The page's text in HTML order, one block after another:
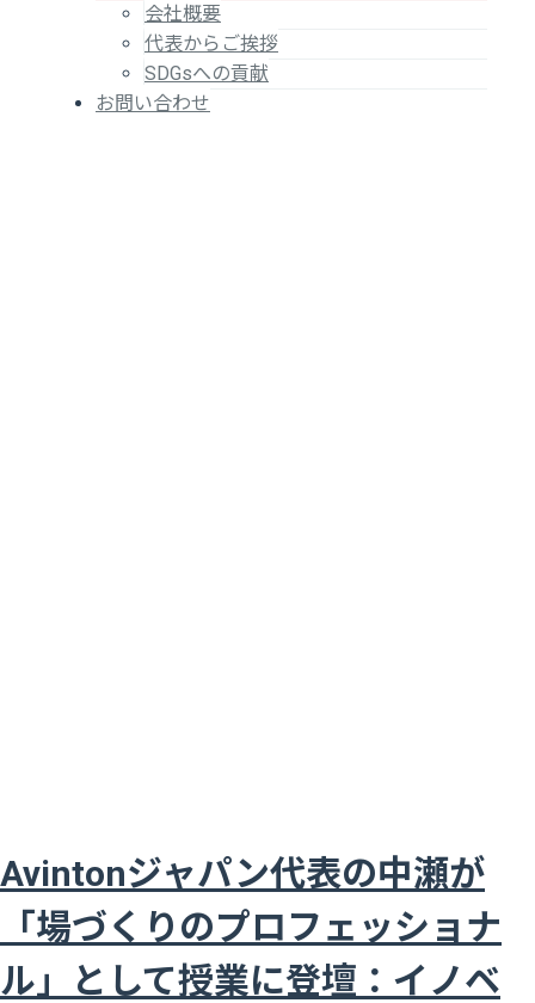
会社概要
代表からご挨拶
SDGsへの貢献
お問い合わせ
Avintonジャパン代表の中瀬が
「場づくりのプロフェッショナ
ル」として授業に登壇：イノベ